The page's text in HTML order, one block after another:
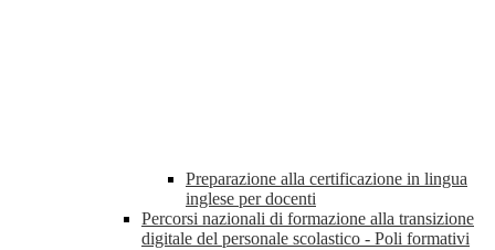
Preparazione alla certificazione in lingua
inglese per docenti
Percorsi nazionali di formazione alla transizione
digitale del personale scolastico - Poli formativi